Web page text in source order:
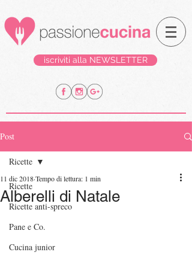
iscriviti alla NEWSLETTER
Post
Ricette
Ricette anti-spreco
Pane e Co.
Cucina junior
Ricette
Alberelli di Natale
11 dic 2018Tempo di lettura: 1 min